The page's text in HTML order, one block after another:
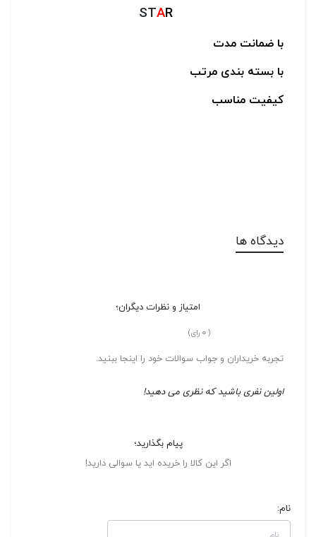
STAR
با ضمانت مدت
با بسته بندی مرتب
کیفیت مناسب
دیدگاه ها
امتیاز و نظرات دیگران؛
(
0 رای)
تجربه خریداران و جواب سوالات خود را اینجا ببنید.
اولین نفری باشید که نظری می دهید!
پیام بگذارید؛
اگر این کالا را خریده اید یا سوالی دارید!
نام: